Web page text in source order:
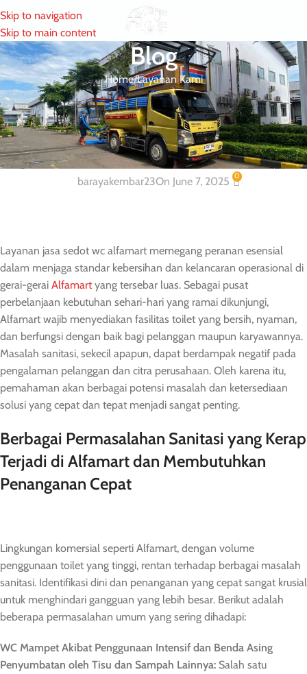
Skip to navigation
Skip to main content
MENU
Blog
Home Layanan Kami
LAYANAN KAMI
Solusi Jasa Penyedotan WC dan
Septictank Alfamart
barayakembar23On June 7, 2025 0
Layanan jasa sedot wc alfamart memegang peranan esensial
dalam menjaga standar kebersihan dan kelancaran operasional di
gerai-gerai Alfamartyang tersebar luas. Sebagai pusat
perbelanjaan kebutuhan sehari-hari yang ramai dikunjungi,
Alfamart wajib menyediakan fasilitas toilet yang bersih, nyaman,
dan berfungsi dengan baik bagi pelanggan maupun karyawannya.
Masalah sanitasi, sekecil apapun, dapat berdampak negatif pada
pengalaman pelanggan dan citra perusahaan. Oleh karena itu,
pemahaman akan berbagai potensi masalah dan ketersediaan
solusi yang cepat dan tepat menjadi sangat penting.
Berbagai Permasalahan Sanitasi yang Kerap
Terjadi di Alfamart dan Membutuhkan
Penanganan Cepat
Lingkungan komersial seperti Alfamart, dengan volume
penggunaan toilet yang tinggi, rentan terhadap berbagai masalah
sanitasi. Identifikasi dini dan penanganan yang cepat sangat krusial
untuk menghindari gangguan yang lebih besar. Berikut adalah
beberapa permasalahan umum yang sering dihadapi:
WC Mampet Akibat Penggunaan Intensif dan Benda Asing
Penyumbatan oleh Tisu dan Sampah Lainnya: Salah satu